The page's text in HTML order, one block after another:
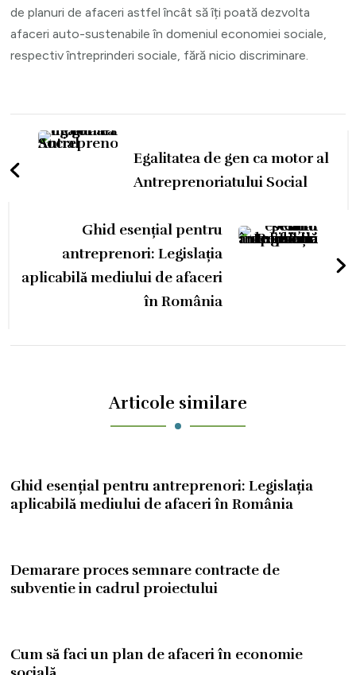
de planuri de afaceri astfel încât să îți poată dezvolta
afaceri auto-sustenabile în domeniul economiei sociale,
respectiv întreprinderi sociale, fără nicio discriminare.
Navigare
în
articole
Egalitatea de gen ca motor al
Antreprenoriatului Social
Ghid esențial pentru
antreprenori: Legislația
aplicabilă mediului de afaceri
în România
Articole similare
Ghid esențial pentru antreprenori: Legislația
aplicabilă mediului de afaceri în România
Demarare proces semnare contracte de
subventie in cadrul proiectului
Cum să faci un plan de afaceri în economie